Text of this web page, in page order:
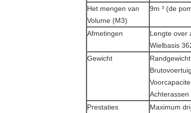
Het mengen van
Volume (M3)
9m ³ (de
Afmetingen
Lengte over
Wielbasis
Gewicht
Prestaties
Maximum